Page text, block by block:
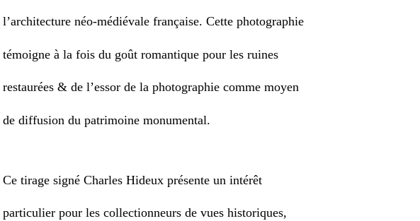
l’architecture néo-médiévale française. Cette photographie
témoigne à la fois du goût romantique pour les ruines
restaurées & de l’essor de la photographie comme moyen
de diffusion du patrimoine monumental.
Ce tirage signé Charles Hideux présente un intérêt
particulier pour les collectionneurs de vues historiques,